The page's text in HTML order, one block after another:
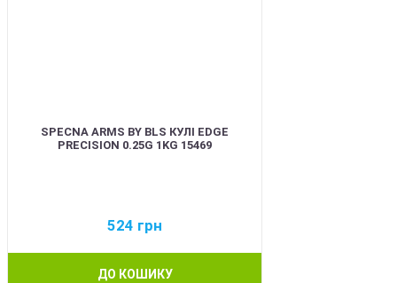
SPECNA ARMS BY BLS КУЛІ EDGE
PRECISION 0.25G 1KG 15469
524 грн
ДО КОШИКУ